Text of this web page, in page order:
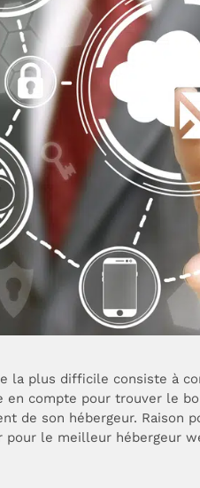
la plus difficile consiste à
compte pour trouver le
de son hébergeur. Raison
le meilleur hébergeur